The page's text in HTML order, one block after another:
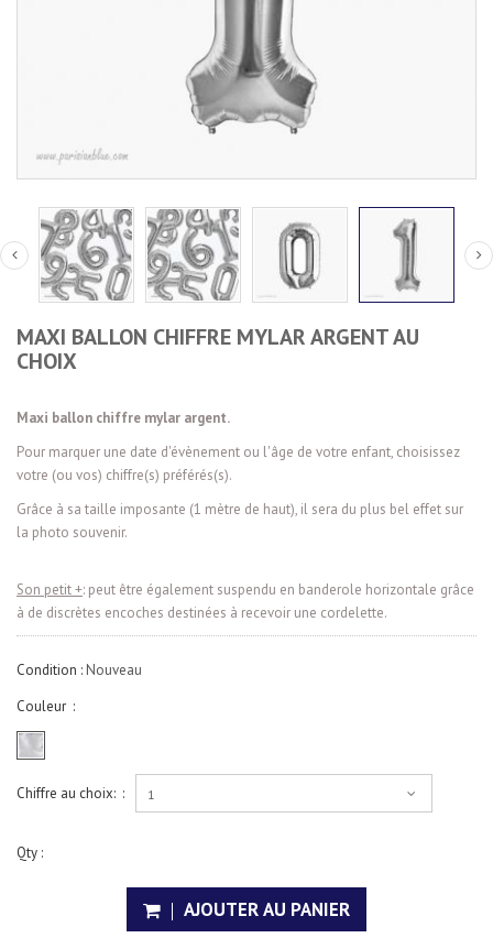
MAXI BALLON CHIFFRE MYLAR ARGENT AU
CHOIX
Maxi ballon chiffre mylar argent.
Pour marquer une date d'évènement ou l'âge de votre enfant, choisissez
votre (ou vos) chiffre(s) préférés(s).
Grâce à sa taille imposante (1 mètre de haut), il sera du plus bel effet sur
la photo souvenir.
Son petit +: peut être également suspendu en banderole horizontale grâce
à de discrètes encoches destinées à recevoir une cordelette.
Condition : Nouveau
Couleur :
Chiffre au choix: : 1
Qty :
AJOUTER AU PANIER